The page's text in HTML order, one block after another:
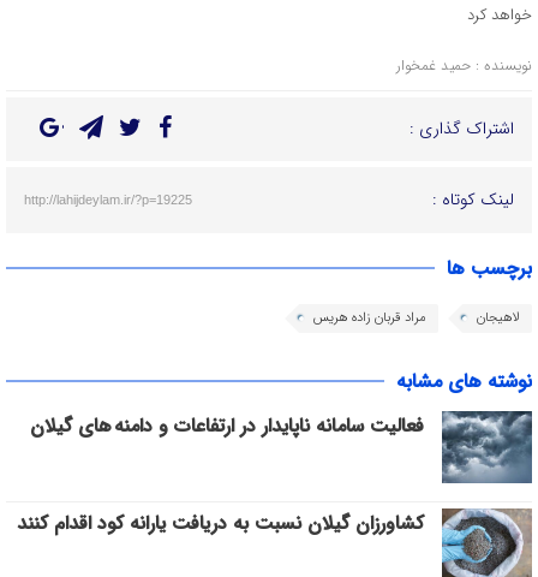
خواهد کرد
نویسنده : حمید غمخوار
اشتراک گذاری :
لینک کوتاه : http://lahijdeylam.ir/?p=19225
برچسب ها
لاهیجان مراد قربان زاده هریس
نوشته های مشابه
فعالیت سامانه ناپایدار در ارتفاعات و دامنه های گیلان
کشاورزان گیلان نسبت به دریافت یارانه کود اقدام کنند